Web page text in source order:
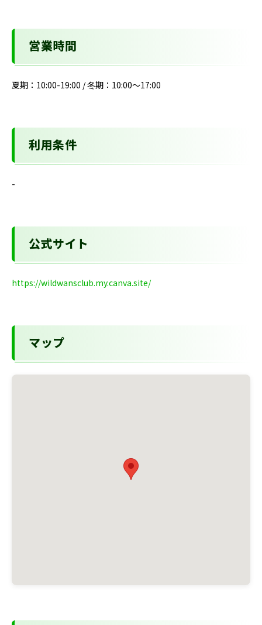
営業時間
夏期：10:00-19:00 / 冬期：10:00～17:00
利用条件
-
公式サイト
https://wildwansclub.my.canva.site/
マップ